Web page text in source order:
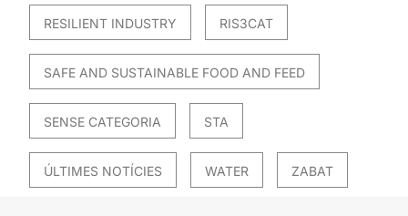
RESILIENT INDUSTRY RIS3CAT
SAFE AND SUSTAINABLE FOOD AND FEED
SENSE CATEGORIA STA
ÚLTIMES NOTÍCIES WATER ZABAT